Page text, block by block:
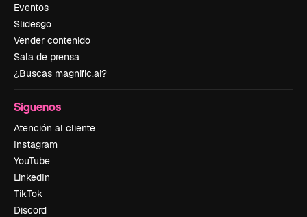
Eventos
Slidesgo
Vender contenido
Sala de prensa
¿Buscas magnific.ai?
Síguenos
Atención al cliente
Instagram
YouTube
LinkedIn
TikTok
Discord